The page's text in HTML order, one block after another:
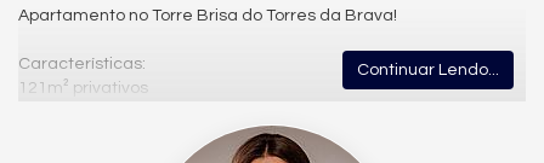
Apartamento no Torre Brisa do Torres da Brava!
Características:
121m² privativos
Continuar Lendo...